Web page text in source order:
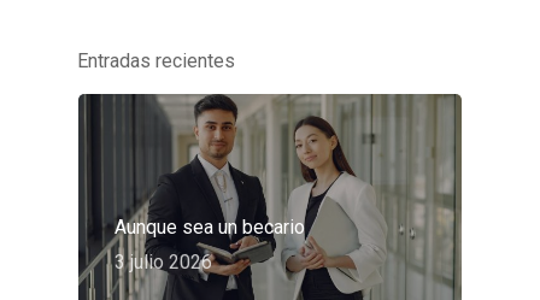
Entradas recientes
Aunque sea un becario
3 julio 2026